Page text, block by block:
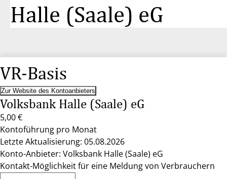
Halle (Saale) eG
VR-Basis
Zur Website des Kontoanbieters
Volksbank Halle (Saale) eG
5,00 €
Kontoführung pro Monat
Letzte Aktualisierung: 05.08.2026
Konto-Anbieter: Volksbank Halle (Saale) eG
Kontakt-Möglichkeit für eine Meldung von Verbrauchern